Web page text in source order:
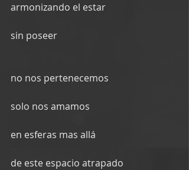
armonizando el estar
sin poseer
no nos pertenecemos
solo nos amamos
en esferas mas allá
de este espacio atrapado